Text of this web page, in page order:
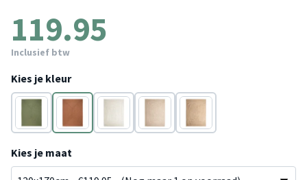
119.95
Inclusief btw
Kies je kleur
Groen Terracotta
Wit Beige
Bruin
Kies je maat